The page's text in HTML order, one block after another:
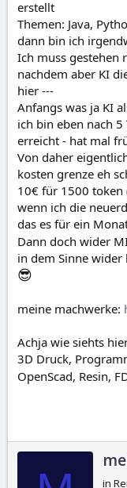
e
r
a
m
erstellt
Themen: Java,
dann bin ich
Ich muss gestehen
nachdem aber KI
hier ---
Anfangs was ja KI
ich bin eben nach
erreicht - hat mal
Von daher
kosten grenze eh
10€ für 1500 token
wenn ich die
das es für ein
Dann doch wider
in dem Sinne wider
😎
meine machwerke:
Achja wie siehts
3D Druck,
OpenScad, Resin,
G
e
s
in